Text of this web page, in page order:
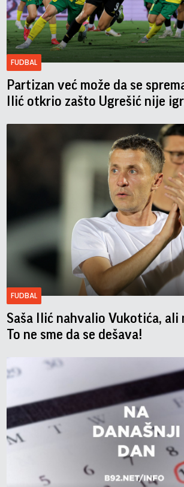
FUDBAL
Partizan već može da se
Ilić otkrio zašto Ugrešić nije
FUDBAL
Saša Ilić nahvalio Vukotića, ali
To ne sme da se dešava!